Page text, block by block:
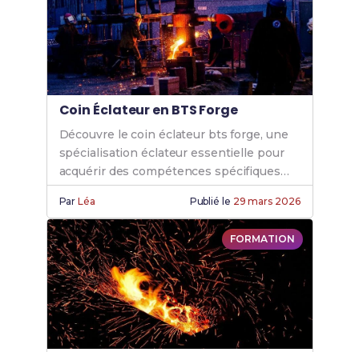
Coin Éclateur en BTS Forge
Découvre le coin éclateur bts forge, une
spécialisation éclateur essentielle pour
acquérir des compétences spécifiques
grâce à nos formations éclateur forge de
qualité.
ParLéa Publié le 29 mars 2026
FORMATION